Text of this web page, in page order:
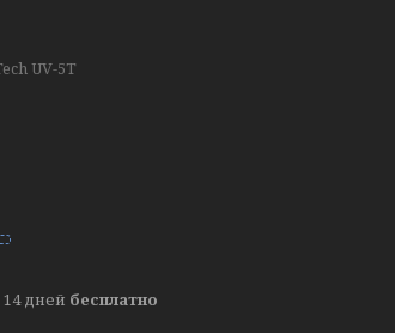
UV-5T
дней бесплатно